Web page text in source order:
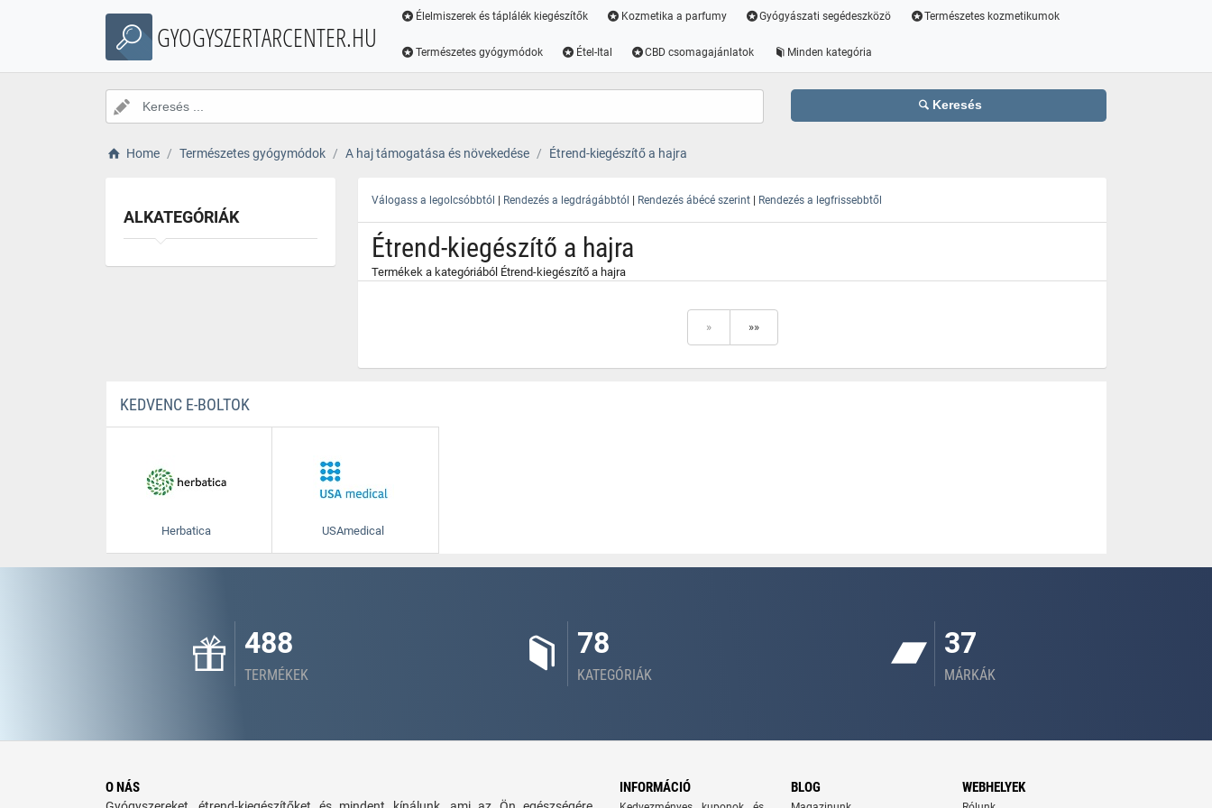
GYOGYSZERTARCENTER.HU
Élelmiszerek és táplálék kiegészítők Kozmetika a parfumy Gyógyászati segédeszközö Természetes kozmetikumok
Természetes gyógymódok Étel-Ital CBD csomagajánlatok Minden kategória
Keresés
Home Természetes gyógymódok A haj támogatása és növekedése Étrend-kiegészítő a hajra
ALKATEGÓRIÁK
Válogass a legolcsóbbtól | Rendezés a legdrágábbtól | Rendezés ábécé szerint | Rendezés a legfrissebbtől
Étrend-kiegészítő a hajra
Termékek a kategóriából Étrend-kiegészítő a hajra
» »»
KEDVENC E-BOLTOK
Herbatica USAmedical
488
TERMÉKEK
78
KATEGÓRIÁK
37
MÁRKÁK
O NÁS INFORMÁCIÓ BLOG WEBHELYEK